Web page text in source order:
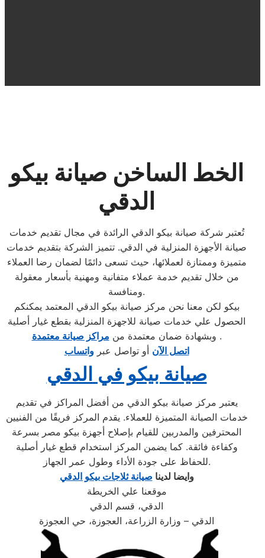
الخط الساخن صيانة بيكو
الدقي
تُعتبر شركة صيانة بيكو الدقي الرائدة في مجال تقديم خدمات
صيانة الأجهزة المنزلية في الدقي. تتميز الشركة بتقديم خدمات
متميزة وممتازة لعملائها، حيث تسعى دائمًا لضمان رضا العملاء
من خلال تقديم خدمة عملاء متفانية ومهنية بأسعار معقولة
ومنافسة.
بيكو لكن معنا نحن مركز صيانة بيكو الدقي المعتمد يمكنكم
الحصول علي خدمات صيانة للاجهزة المنزلية بقطع غيار أصلية
وبشهادة ضمان معتمدة من مراكز صيانة معتمدة
.
اتصل الآن أو تواصل عبرواتساب
صيانة بيكو في الدقي
يعتبر مركز صيانة بيكو الدقي من أفضل المراكز في تقديم
خدمات الصيانة المتميزة للعملاء. يقدم المركز فريقًا من الفنيين
المحترفين والمدربين للقيام بإصلاح أجهزة بيكو مصر بسرعة
وكفاءة فائقة. كما يضمن المركز استخدام قطع غيار أصلية
للحفاظ على جودة الأداء وطول عمر الجهاز.
وايضا لدينا صيانة ثلاجات بيكو الدقي
موقعنا علي الخريطة
الدقي، قسم الدقي
الدقي – وزارة الزراعة، العجوزة، حي العجوزة